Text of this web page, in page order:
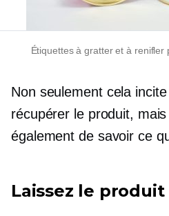
Étiquettes à gratter et à renifler
Non seulement cela incite
récupérer le produit,
également de savoir ce
Laissez le